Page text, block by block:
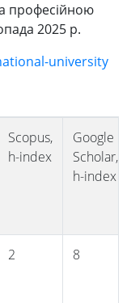
професійною
2025 р.
university
Scopus,
h-index
Google
Scholar,
h-index
2 8